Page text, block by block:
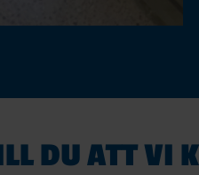
DU ATT VI